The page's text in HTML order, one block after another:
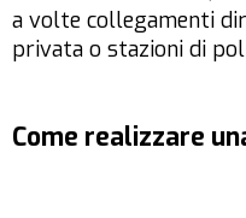
a volte collegamenti
privata o stazioni di
Come realizzare